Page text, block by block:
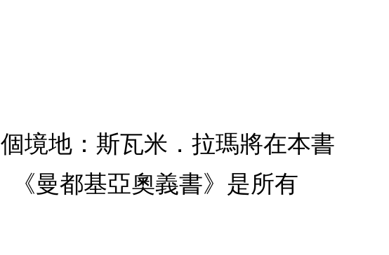
境地：斯瓦米．拉瑪將在本書
曼都基亞奧義書》是所有